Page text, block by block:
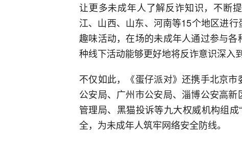
让更多未成年人了解反诈知识，不断
江、山西、山东、河南等15个地区进
趣味活动，在场的未成年人通过参与
种线下活动能够更好地将反诈意识深入
不仅如此，《蛋仔派对》还携手北京
公安局、广州市公安局、淄博公安高
管理局、黑猫投诉等九大权威机构组
全，为未成年人筑牢网络安全防线。